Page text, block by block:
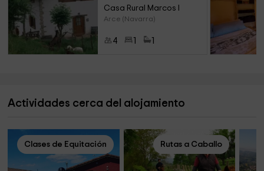
Casa Rural Marcos I
Arce (Navarra)
4
Actividades cerca del alojamiento
Clases de Equitación Rutas a Caballo